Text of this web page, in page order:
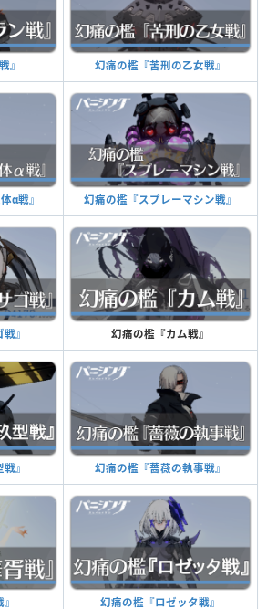
』 幻痛の檻『苦刑の乙女戦』
α戦』 幻痛の檻『スプレーマシン戦』
』 幻痛の檻『カム戦』
』 幻痛の檻『薔薇の執事戦』
幻痛の檻『ロゼッタ戦』